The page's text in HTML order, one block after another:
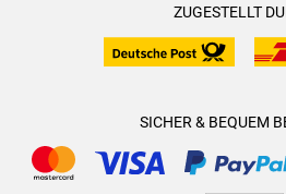
ZUGESTELLT
SICHER & BEQUEM